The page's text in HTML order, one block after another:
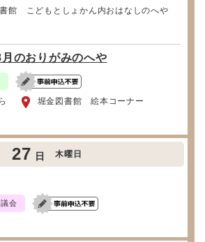
館 こどもとしょかん内おはなしのへや
のおりがみのへや
堀金図書館 絵本コーナー
27 日 木曜日
会